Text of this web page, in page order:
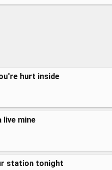
hurt inside
live mine
station tonight